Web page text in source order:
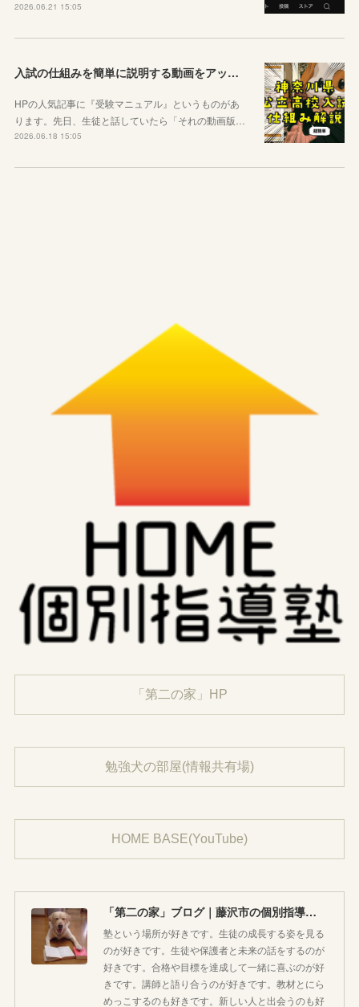
2026.06.21 15:05
入試の仕組みを簡単に説明する動画をアップしました
HPの人気記事に『受験マニュアル』というものがあ
ります。先日、生徒と話していたら「それの動画版…
2026.06.18 15:05
「第二の家」HP
勉強犬の部屋(情報共有場)
HOME BASE(YouTube)
「第二の家」ブログ｜藤沢市の個別指導塾のお話
塾という場所が好きです。生徒の成長する姿を見る
のが好きです。生徒や保護者と未来の話をするのが
好きです。合格や目標を達成して一緒に喜ぶのが好
きです。講師と語り合うのが好きです。教材とにら
めっこするのも好きです。新しい人と出会うのも好